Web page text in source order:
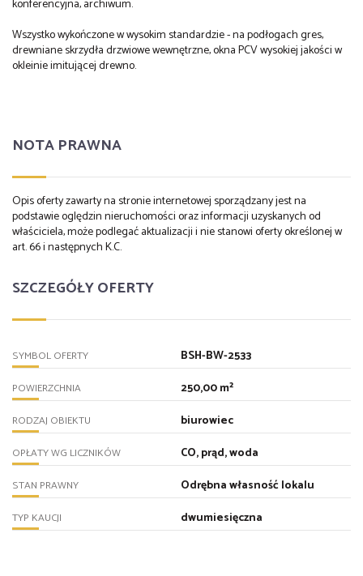
konferencyjna, archiwum.
Wszystko wykończone w wysokim standardzie - na podłogach gres,
drewniane skrzydła drzwiowe wewnętrzne, okna PCV wysokiej jakości w
okleinie imitującej drewno.
NOTA PRAWNA
Opis oferty zawarty na stronie internetowej sporządzany jest na
podstawie oględzin nieruchomości oraz informacji uzyskanych od
właściciela, może podlegać aktualizacji i nie stanowi oferty określonej w
art. 66 i następnych K.C.
SZCZEGÓŁY OFERTY
SYMBOL OFERTY BSH-BW-2533
POWIERZCHNIA 250,00 m²
RODZAJ OBIEKTU biurowiec
OPŁATY WG LICZNIKÓW CO, prąd, woda
STAN PRAWNY Odrębna własność lokalu
TYP KAUCJI dwumiesięczna